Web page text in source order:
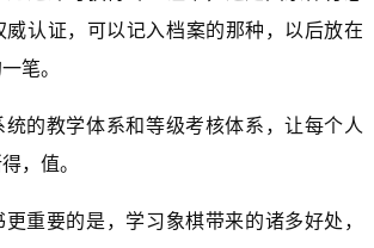
威认证，可以记入档案的那种，以后放在
笔。
统的教学体系和等级考核体系，让每个人
，值。
重要的是，学习象棋带来的诸多好处，